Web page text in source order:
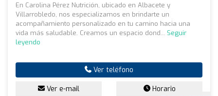
En Carolina Pérez Nutrición, ubicado en Albacete y
Villarrobledo, nos especializamos en brindarte un
acompañamiento personalizado en tu camino hacia una
vida más saludable. Creamos un espacio dond... Seguir
leyendo
Ver teléfono
Ver e-mail Horario